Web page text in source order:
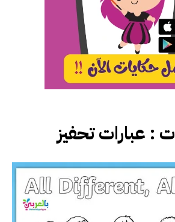
: عبارات تحفيز